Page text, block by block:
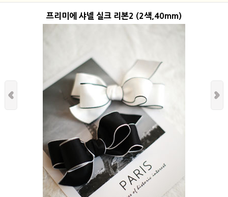
프리미에 샤넬 실크 리본2 (2색,40mm)